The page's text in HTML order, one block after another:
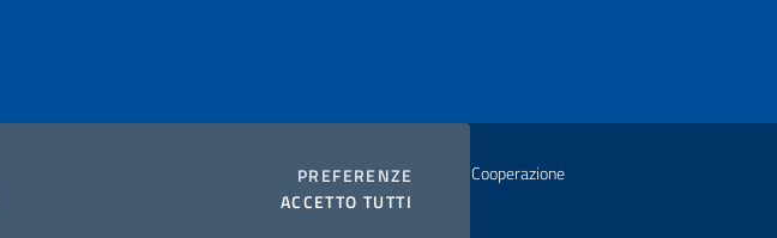
PREFERENZE COOKIES
ACCETTO TUTTI
2026 Copyright Ministero degli Affari Esteri e della Cooperazione